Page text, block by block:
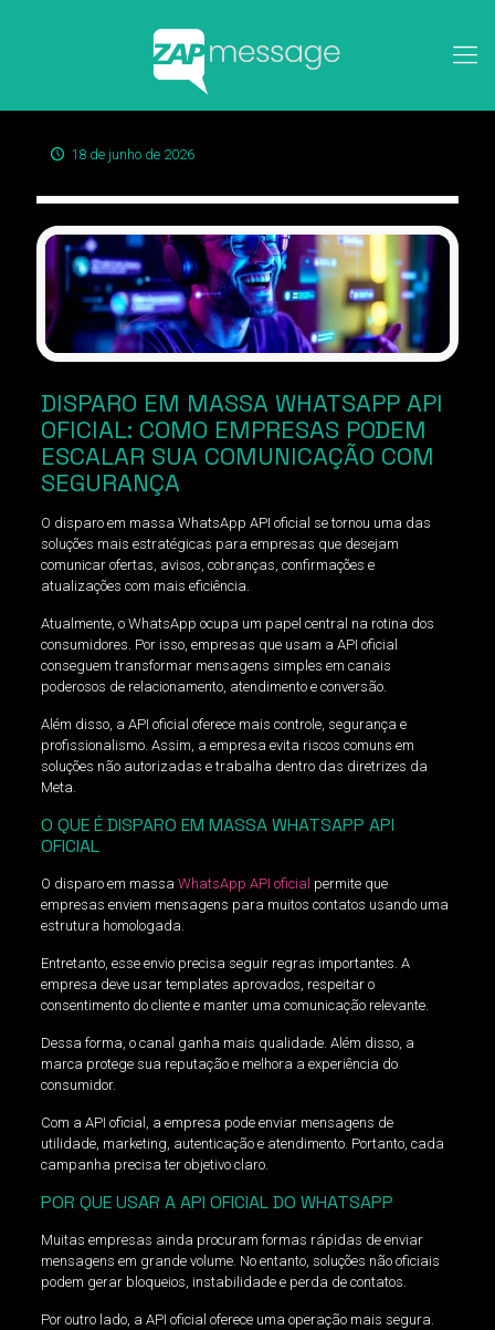
18 de junho de 2026
DISPARO EM MASSA WHATSAPP API
OFICIAL: COMO EMPRESAS PODEM
ESCALAR SUA COMUNICAÇÃO COM
SEGURANÇA
O disparo em massa WhatsApp API oficial se tornou uma das
soluções mais estratégicas para empresas que desejam
comunicar ofertas, avisos, cobranças, confirmações e
atualizações com mais eficiência.
Atualmente, o WhatsApp ocupa um papel central na rotina dos
consumidores. Por isso, empresas que usam a API oficial
conseguem transformar mensagens simples em canais
poderosos de relacionamento, atendimento e conversão.
Além disso, a API oficial oferece mais controle, segurança e
profissionalismo. Assim, a empresa evita riscos comuns em
soluções não autorizadas e trabalha dentro das diretrizes da
Meta.
O QUE É DISPARO EM MASSA WHATSAPP API
OFICIAL
O disparo em massa WhatsApp API oficial permite que
empresas enviem mensagens para muitos contatos usando uma
estrutura homologada.
Entretanto, esse envio precisa seguir regras importantes. A
empresa deve usar templates aprovados, respeitar o
consentimento do cliente e manter uma comunicação relevante.
Dessa forma, o canal ganha mais qualidade. Além disso, a
marca protege sua reputação e melhora a experiência do
consumidor.
Com a API oficial, a empresa pode enviar mensagens de
utilidade, marketing, autenticação e atendimento. Portanto, cada
campanha precisa ter objetivo claro.
POR QUE USAR A API OFICIAL DO WHATSAPP
Muitas empresas ainda procuram formas rápidas de enviar
mensagens em grande volume. No entanto, soluções não oficiais
podem gerar bloqueios, instabilidade e perda de contatos.
Por outro lado, a API oficial oferece uma operação mais segura.